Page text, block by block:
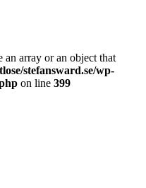
an array or an object that
stefansward.se/wp-
on line 399